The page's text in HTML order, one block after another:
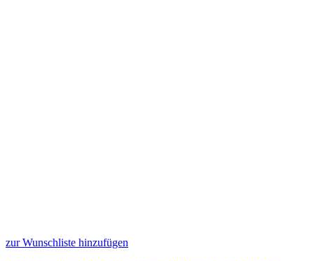
zur Wunschliste hinzufügen